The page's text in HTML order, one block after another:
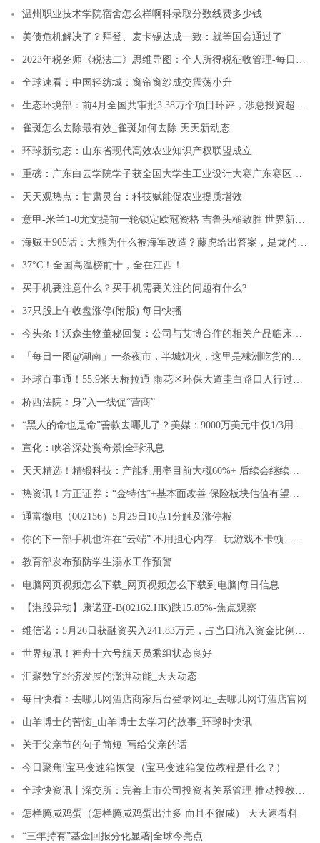
温州职业技术学院宿舍怎么样啊科录取分数线费多少钱
美债危机解决了？拜登、麦卡锡达成一致：就等国会通过了
2023年税务师《税法二》思维导图：个人所得税征收管理-每日报道
全球速看：中国轻纺城：窗帘窗纱成交震荡小升
生态环境部：前4月全国共审批3.38万个项目环评，涉总投资超6万亿元，非化石能源发电行业发展迅猛
雀斑怎么去除最有效_雀斑如何去除 天天新动态
环球新动态：山东省现代高效农业知识产权联盟成立
重磅：广东白云学院学子获全国大学生工业设计大赛广东赛区一等奖
天天观热点：甘肃灵台：科技赋能促农业提质增效
意甲-米兰1-0尤文提前一轮锁定欧冠资格 吉鲁头槌致胜 世界新消息
海贼王905话：大熊为什么被海军改造？藤虎给出答案，是龙的计划
37°C！全国高温榜前十，全在江西！
买手机要注意什么？买手机需要关注的问题有什么?
37只股上午收盘涨停(附股) 每日快播
今头条！沃森生物董秘回复：公司与艾博合作的相关产品临床试验数据均按要求提交至监管部门并持续沟通
「每日一图@湖南」一条夜市，半城烟火，这里是株洲吃货的天堂 天天快消息
环球百事通！55.9米天桥拉通 雨花区环保大道圭白路口人行过街天桥投入试运行
桥西法院：身”入一线促“营商”
“黑人的命也是命”善款去哪儿了？美媒：9000万美元中仅1/3用于慈善
宣化：峡谷深处赏奇景|全球讯息
天天精选！精锻科技：产能利用率目前大概60%+ 后续会继续提升
热资讯！方正证券：“金特估”+基本面改善 保险板块估值有望持续修复
通富微电（002156）5月29日10点1分触及涨停板
你的下一部手机也许在“云端” 不用担心内存、玩游戏不卡顿、一机多号可分身
教育部发布预防学生溺水工作预警
电脑网页视频怎么下载_网页视频怎么下载到电脑|每日信息
【港股异动】康诺亚-B(02162.HK)跌15.85%-焦点观察
维信诺：5月26日获融资买入241.83万元，占当日流入资金比例11.69%
世界短讯！神舟十六号航天员乘组状态良好
汇聚数字经济发展的澎湃动能_天天动态
每日快看：去哪儿网酒店商家后台登录网址_去哪儿网订酒店官网
山羊博士的苦恼_山羊博士去学习的故事_环球时快讯
关于父亲节的句子简短_写给父亲的话
今日聚焦!宝马变速箱恢复（宝马变速箱复位教程是什么？）
全球快资讯丨深交所：完善上市公司投资者关系管理 推动投教投服工作走深走实
怎样腌咸鸡蛋（怎样腌咸鸡蛋出油多 而且不很咸） 天天速看料
“三年持有”基金回报分化显著|全球今亮点